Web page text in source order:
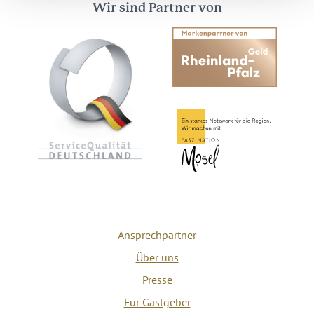
Wir sind Partner von
Ansprechpartner
Über uns
Presse
Für Gastgeber